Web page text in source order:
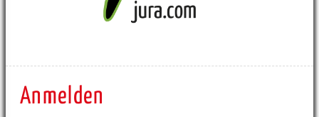
Anmelden